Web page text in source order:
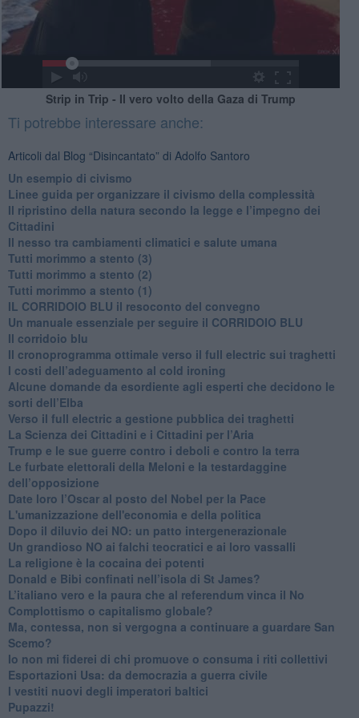
Strip in Trip - Il vero volto della Gaza di Trump
Ti potrebbe interessare anche:
Articoli dal Blog “Disincantato” di Adolfo Santoro
​Un esempio di civismo
​Linee guida per organizzare il civismo della complessità
​Il ripristino della natura secondo la legge e l’impegno dei
Cittadini
Il nesso tra cambiamenti climatici e salute umana
Tutti morimmo a stento (3)
Tutti morimmo a stento (2)
​Tutti morimmo a stento (1)
IL CORRIDOIO BLU il resoconto del convegno
Un manuale essenziale per seguire il CORRIDOIO BLU
Il corridoio blu
​Il cronoprogramma ottimale verso il full electric sui traghetti
​I costi dell’adeguamento al cold ironing
Alcune domande da esordiente agli esperti che decidono le
sorti dell’Elba
Verso il full electric a gestione pubblica dei traghetti​
​La Scienza dei Cittadini e i Cittadini per l’Aria
Trump e le sue guerre contro i deboli e contro la terra
​Le furbate elettorali della Meloni e la testardaggine
dell’opposizione
​Date loro l’Oscar al posto del Nobel per la Pace
L'umanizzazione dell'economia e della politica
​Dopo il diluvio dei NO: un patto intergenerazionale
​Un grandioso NO ai falchi teocratici e ai loro vassalli
La religione è la cocaina dei potenti
Donald e Bibi confinati nell’isola di St James?
L’italiano vero e la paura che al referendum vinca il No
​Complottismo o capitalismo globale?
​Ma, contessa, non si vergogna a continuare a guardare San
Scemo?
​Io non mi fiderei di chi promuove o consuma i riti collettivi
Esportazioni Usa: da democrazia a guerra civile
​I vestiti nuovi degli imperatori baltici
​Pupazzi!